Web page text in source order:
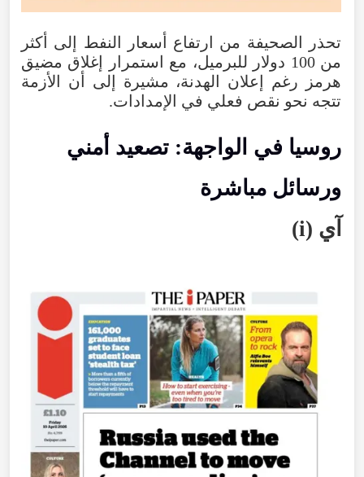
تحذر الصحيفة من ارتفاع أسعار النفط إلى أكثر
من 100 دولار للبرميل، مع استمرار إغلاق مضيق
هرمز
رغم إعلان الهدنة، مشيرة إلى أن الأزمة
تتجه نحو نقص فعلي في الإمدادات.
روسيا في الواجهة: تصعيد أمني
ورسائل مباشرة
آي (
i
)